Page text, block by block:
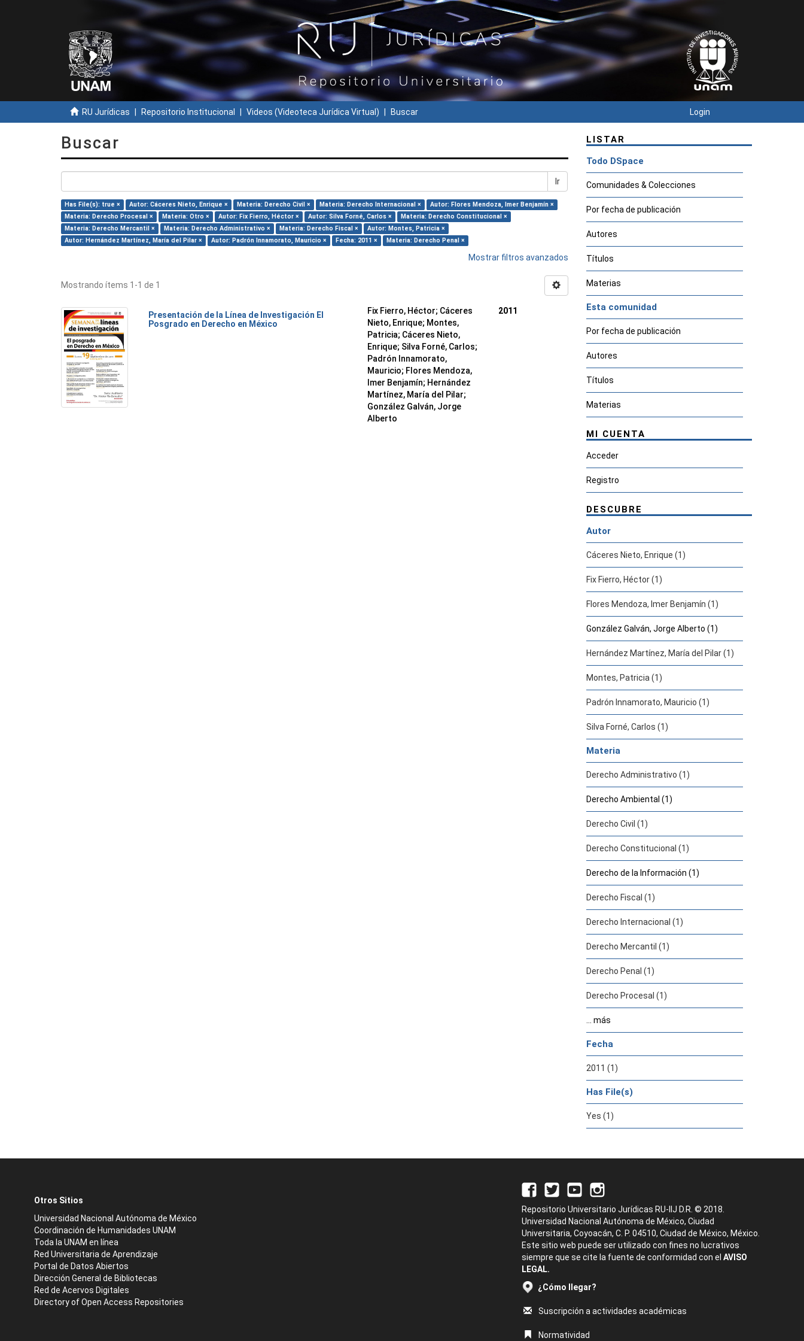
RU Jurídicas Repositorio Institucional Videos (Videoteca Jurídica Virtual) Buscar Login
Buscar
Ir
Has File(s): true × Autor: Cáceres Nieto, Enrique × Materia: Derecho Civil × Materia: Derecho Internacional ×
Autor: Flores Mendoza, Imer Benjamín ×
Materia: Derecho Procesal ×
Materia: Otro × Autor: Fix Fierro, Héctor × Autor: Silva Forné, Carlos ×
Materia: Derecho Constitucional ×
Materia: Derecho Mercantil ×
Materia: Derecho Administrativo × Materia: Derecho Fiscal ×
Autor: Montes, Patricia ×
Autor: Hernández Martínez, María del Pilar ×
Autor: Padrón Innamorato, Mauricio × Fecha: 2011 × Materia: Derecho Penal ×
Mostrar filtros avanzados
Mostrando ítems 1-1 de 1
Presentación de la Línea de Investigación El
Posgrado en Derecho en México
Fix Fierro, Héctor; Cáceres
Nieto, Enrique; Montes,
Patricia; Cáceres Nieto,
Enrique; Silva Forné, Carlos;
Padrón Innamorato,
Mauricio; Flores Mendoza,
Imer Benjamín; Hernández
Martínez, María del Pilar;
González Galván, Jorge
Alberto
2011
LISTAR
Todo DSpace
Comunidades & Colecciones
Por fecha de publicación
Autores
Títulos
Materias
Esta comunidad
Por fecha de publicación
Autores
Títulos
Materias
MI CUENTA
Acceder
Registro
DESCUBRE
Autor
Cáceres Nieto, Enrique (1)
Fix Fierro, Héctor (1)
Flores Mendoza, Imer Benjamín (1)
González Galván, Jorge Alberto (1)
Hernández Martínez, María del Pilar (1)
Montes, Patricia (1)
Padrón Innamorato, Mauricio (1)
Silva Forné, Carlos (1)
Materia
Derecho Administrativo (1)
Derecho Ambiental (1)
Derecho Civil (1)
Derecho Constitucional (1)
Derecho de la Información (1)
Derecho Fiscal (1)
Derecho Internacional (1)
Derecho Mercantil (1)
Derecho Penal (1)
Derecho Procesal (1)
... más
Fecha
2011 (1)
Has File(s)
Yes (1)
Otros Sitios
Universidad Nacional Autónoma de México
Coordinación de Humanidades UNAM
Toda la UNAM en línea
Red Universitaria de Aprendizaje
Portal de Datos Abiertos
Dirección General de Bibliotecas
Red de Acervos Digitales
Directory of Open Access Repositories
Repositorio Universitario Jurídicas RU-IIJ D.R. © 2018.
Universidad Nacional Autónoma de México, Ciudad
Universitaria, Coyoacán, C. P. 04510, Ciudad de México, México.
Este sitio web puede ser utilizado con fines no lucrativos
siempre que se cite la fuente de conformidad con el AVISO
LEGAL.
¿Cómo llegar?
Suscripción a actividades académicas
Normatividad